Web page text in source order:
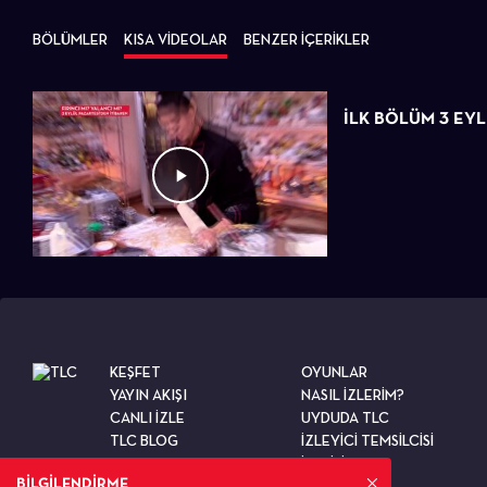
BÖLÜMLER KISA VİDEOLAR BENZER İÇERİKLER
İLK BÖLÜM 3
KEŞFET
YAYIN AKIŞI
CANLI İZLE
TLC BLOG
TESTLER
OYUNLAR
NASIL İZLERİM?
UYDUDA TLC
İZLEYİCİ TEMSİLCİSİ
İLETİŞİM
BİLGİLENDİRME